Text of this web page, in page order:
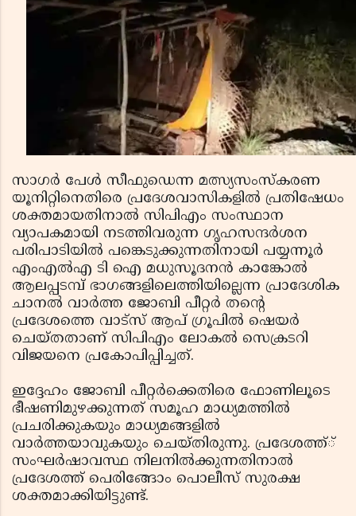
സാഗര്‍ പേള്‍ സീഫുഡെന്ന മത്സ്യസംസ്‌കരണ
യൂനിറ്റിനെതിരെ പ്രദേശവാസികളില്‍ പ്രതിഷേധം
ശക്തമായതിനാല്‍ സിപിഎം സംസ്ഥാന
വ്യാപകമായി നടത്തിവരുന്ന ഗൃഹസന്ദര്‍ശന
പരിപാടിയില്‍ പങ്കെടുക്കുന്നതിനായി പയ്യന്നൂര്‍
എംഎല്‍എ ടി ഐ മധുസൂദനന്‍ കാങ്കോല്‍
ആലപ്പടമ്പ് ഭാഗങ്ങളിലെത്തിയില്ലെന്ന പ്രാദേശിക
ചാനല്‍ വാര്‍ത്ത ജോബി പീറ്റര്‍ തന്റെ
പ്രദേശത്തെ വാട്സ് ആപ് ഗ്രൂപില്‍ ഷെയര്‍
ചെയ്തതാണ് സിപിഎം ലോകല്‍ സെക്രടറി
വിജയനെ പ്രകോപിപ്പിച്ചത്.
ഇദ്ദേഹം ജോബി പീറ്റര്‍ക്കെതിരെ ഫോണിലൂടെ
ഭീഷണിമുഴക്കുന്നത് സമൂഹ മാധ്യമത്തില്‍
പ്രചരിക്കുകയും മാധ്യമങ്ങളില്‍
വാര്‍ത്തയാവുകയും ചെയ്തിരുന്നു. പ്രദേശത്ത്്
സംഘര്‍ഷാവസ്ഥ നിലനില്‍ക്കുന്നതിനാല്‍
പ്രദേശത്ത് പെരിങ്ങോം പൊലീസ് സുരക്ഷ
ശക്തമാക്കിയിട്ടുണ്ട്.